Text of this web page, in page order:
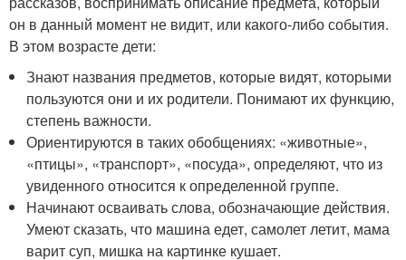
он в данный момент не видит, или какого-либо события.
В этом возрасте дети:
Знают названия предметов, которые видят, которыми
пользуются они и их родители. Понимают их функцию,
степень важности.
Ориентируются в таких обобщениях: «животные»,
«птицы», «транспорт», «посуда», определяют, что из
увиденного относится к определенной группе.
Начинают осваивать слова, обозначающие действия.
Умеют сказать, что машина едет, самолет летит, мама
варит суп, мишка на картинке кушает.